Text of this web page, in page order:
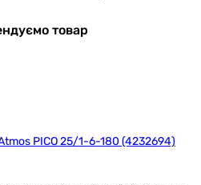
товар
PICO 25/1-6-180 (4232694)